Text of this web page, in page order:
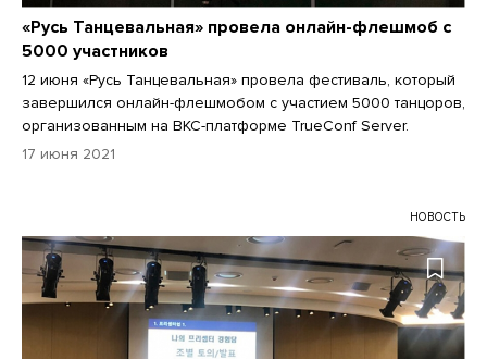
«Русь Танцевальная» провела онлайн-флешмоб с
5000 участников
12 июня «Русь Танцевальная» провела фестиваль, который
завершился онлайн-флешмобом с участием 5000 танцоров,
организованным на ВКС-платформе TrueConf Server.
17 июня 2021
НОВОСТЬ